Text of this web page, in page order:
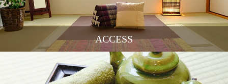
ACCESS